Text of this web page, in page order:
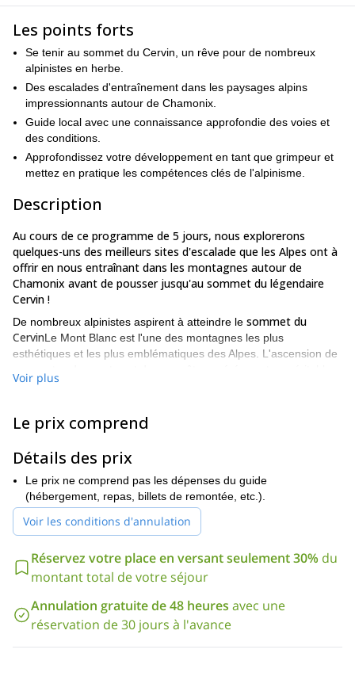
Les points forts
Se tenir au sommet du Cervin, un rêve pour de nombreux
alpinistes en herbe.
Des escalades d'entraînement dans les paysages alpins
impressionnants autour de Chamonix.
Guide local avec une connaissance approfondie des voies et
des conditions.
Approfondissez votre développement en tant que grimpeur et
mettez en pratique les compétences clés de l'alpinisme.
Description
Au cours de ce programme de 5 jours, nous explorerons
quelques-uns des meilleurs sites d'escalade que les Alpes ont à
offrir en nous entraînant dans les montagnes autour de
Chamonix avant de pousser jusqu'au sommet du légendaire
Cervin !
De nombreux alpinistes aspirent à atteindre le sommet du
CervinLe Mont Blanc est l'une des montagnes les plus
esthétiques et les plus emblématiques des Alpes. L'ascension de
plaisir.rite de passage
réussite. Nous prendrons notre temps pour atteindre le sommet,
Chamonixavant de s'attaquer au Cervin. Vous apprendrez les
techniques d'escalade et de corde importantes dont vous aurez
besoin sur le Cervin et lors de toutes vos futures aventures
d'alpinisme.
Le programme comprend de courtes voies d'escalade autour de
les Aiguilles Marbrées. De là, nous nous dirigeons vers la Suisse,
en passant une nuit au refuge Hornli avant notre dernière
Pour plus de détails sur le programme,
consultez la section jour par jour ci-dessous.
Ce programme convient aux personnes suivantes
Voir plus
Le prix comprend
Détails des prix
Le prix ne comprend pas les dépenses du guide
(hébergement, repas, billets de remontée, etc.).
Voir les conditions d'annulation
Réservez votre place en versant seulement 30% du
montant total de votre séjour
Annulation gratuite de 48 heures avec une
réservation de 30 jours à l'avance